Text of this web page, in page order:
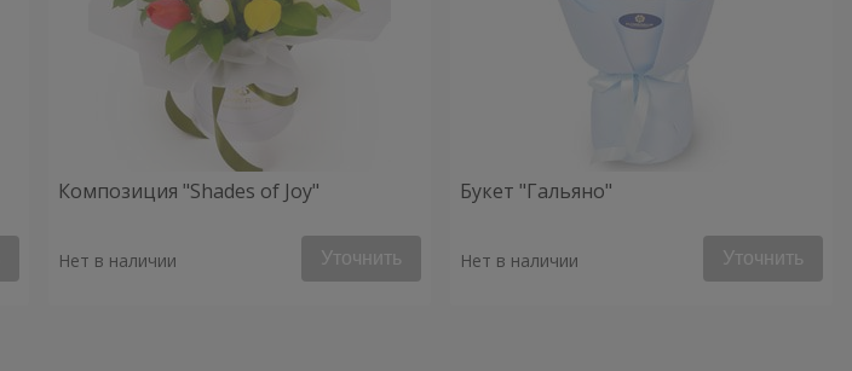
Композиция "Shades of Joy"
Нет в наличии Уточнить
Букет "Гальяно"
Нет в наличии Уточнить